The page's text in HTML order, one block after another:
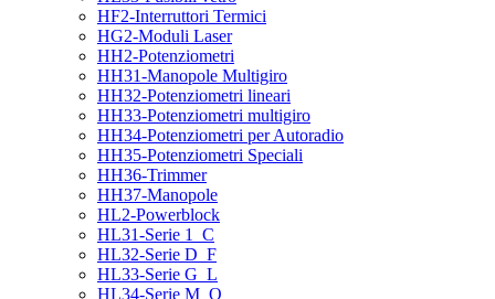
HF2-Interruttori Termici
HG2-Moduli Laser
HH2-Potenziometri
HH31-Manopole Multigiro
HH32-Potenziometri lineari
HH33-Potenziometri multigiro
HH34-Potenziometri per Autoradio
HH35-Potenziometri Speciali
HH36-Trimmer
HH37-Manopole
HL2-Powerblock
HL31-Serie 1_C
HL32-Serie D_F
HL33-Serie G_L
HL34-Serie M_O